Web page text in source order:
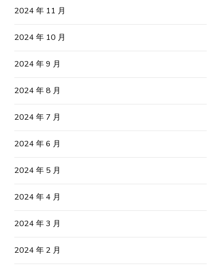
2024 年 11 月
2024 年 10 月
2024 年 9 月
2024 年 8 月
2024 年 7 月
2024 年 6 月
2024 年 5 月
2024 年 4 月
2024 年 3 月
2024 年 2 月